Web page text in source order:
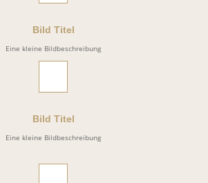
Bild Titel
Eine kleine Bildbeschreibung
Bild Titel
Eine kleine Bildbeschreibung